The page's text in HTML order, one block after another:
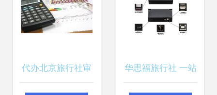
代办北京旅行社审 华思福旅行社 一站